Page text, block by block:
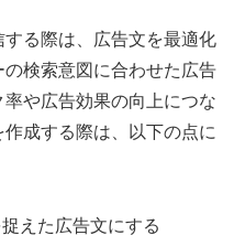
る際は、広告文を最適化
検索意図に合わせた広告
や広告効果の向上につな
成する際は、以下の点に
えた広告文にする